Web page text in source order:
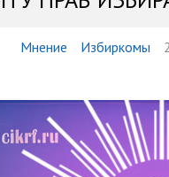
Мнение Избиркомы